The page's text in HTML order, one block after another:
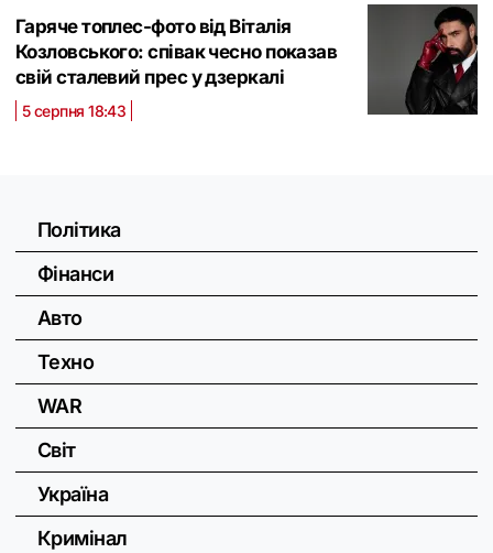
Гаряче топлес-фото від Віталія
Козловського: співак чесно показав
свій сталевий прес у дзеркалі
5 серпня 18:43
Політика
Фінанси
Авто
Техно
WAR
Світ
Україна
Кримінал